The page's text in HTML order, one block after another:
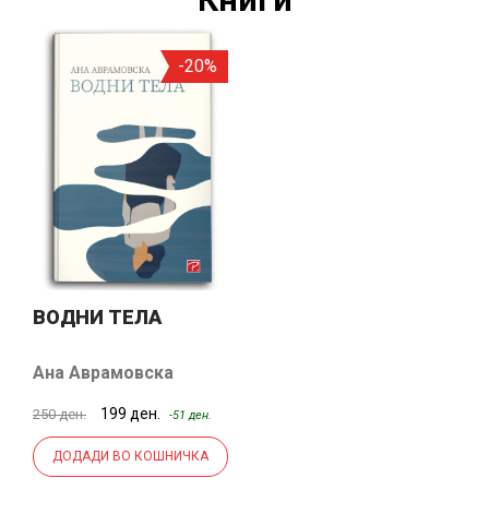
-20%
ВОДНИ ТЕЛА
Ана Аврамовска
250 ден. 199 ден. -51 ден.
ДОДАДИ ВО КОШНИЧКА